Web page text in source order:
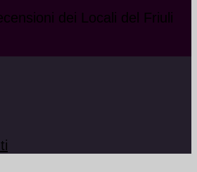
dei Locali del Friuli